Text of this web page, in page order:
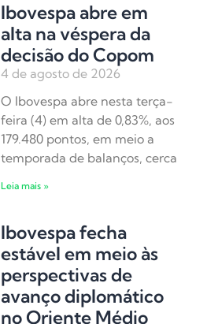
Ibovespa abre em
alta na véspera da
decisão do Copom
4 de agosto de 2026
O Ibovespa abre nesta terça-
feira (4) em alta de 0,83%, aos
179.480 pontos, em meio a
temporada de balanços, cerca
Leia mais »
Ibovespa fecha
estável em meio às
perspectivas de
avanço diplomático
no Oriente Médio